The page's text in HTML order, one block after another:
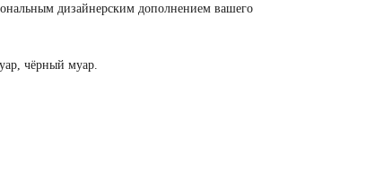
дизайнерским дополнением вашего
чёрный муар.